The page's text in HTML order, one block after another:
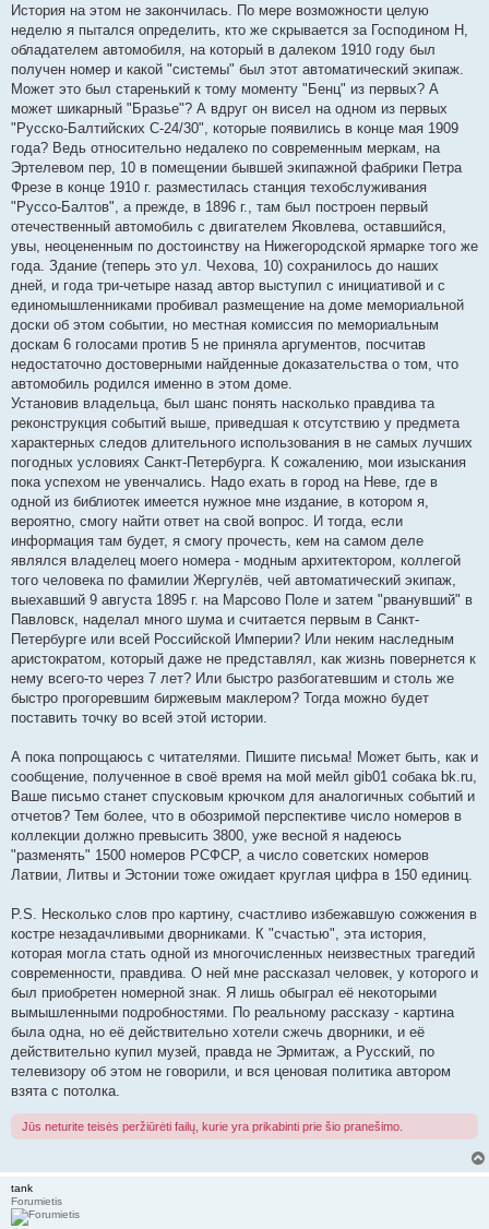
История на этом не закончилась. По мере возможности целую
неделю я пытался определить, кто же скрывается за Господином Н,
обладателем автомобиля, на который в далеком 1910 году был
получен номер и какой "системы" был этот автоматический экипаж.
Может это был старенький к тому моменту "Бенц" из первых? А
может шикарный "Бразье"? А вдруг он висел на одном из первых
"Русско-Балтийских С-24/30", которые появились в конце мая 1909
года? Ведь относительно недалеко по современным меркам, на
Эртелевом пер, 10 в помещении бывшей экипажной фабрики Петра
Фрезе в конце 1910 г. разместилась станция техобслуживания
"Руссо-Балтов", а прежде, в 1896 г., там был построен первый
отечественный автомобиль с двигателем Яковлева, оставшийся,
увы, неоцененным по достоинству на Нижегородской ярмарке того же
года. Здание (теперь это ул. Чехова, 10) сохранилось до наших
дней, и года три-четыре назад автор выступил с инициативой и с
единомышленниками пробивал размещение на доме мемориальной
доски об этом событии, но местная комиссия по мемориальным
доскам 6 голосами против 5 не приняла аргументов, посчитав
недостаточно достоверными найденные доказательства о том, что
автомобиль родился именно в этом доме.
Установив владельца, был шанс понять насколько правдива та
реконструкция событий выше, приведшая к отсутствию у предмета
характерных следов длительного использования в не самых лучших
погодных условиях Санкт-Петербурга. К сожалению, мои изыскания
пока успехом не увенчались. Надо ехать в город на Неве, где в
одной из библиотек имеется нужное мне издание, в котором я,
вероятно, смогу найти ответ на свой вопрос. И тогда, если
информация там будет, я смогу прочесть, кем на самом деле
являлся владелец моего номера - модным архитектором, коллегой
того человека по фамилии Жергулёв, чей автоматический экипаж,
выехавший 9 августа 1895 г. на Марсово Поле и затем "рванувший" в
Павловск, наделал много шума и считается первым в Санкт-
Петербурге или всей Российской Империи? Или неким наследным
аристократом, который даже не представлял, как жизнь повернется к
нему всего-то через 7 лет? Или быстро разбогатевшим и столь же
быстро прогоревшим биржевым маклером? Тогда можно будет
поставить точку во всей этой истории.
А пока попрощаюсь с читателями. Пишите письма! Может быть, как и
сообщение, полученное в своё время на мой мейл gib01 собака bk.ru,
Ваше письмо станет спусковым крючком для аналогичных событий и
отчетов? Тем более, что в обозримой перспективе число номеров в
коллекции должно превысить 3800, уже весной я надеюсь
"разменять" 1500 номеров РСФСР, а число советских номеров
Латвии, Литвы и Эстонии тоже ожидает круглая цифра в 150 единиц.
P.S. Несколько слов про картину, счастливо избежавшую сожжения в
костре незадачливыми дворниками. К "счастью", эта история,
которая могла стать одной из многочисленных неизвестных трагедий
современности, правдива. О ней мне рассказал человек, у которого и
был приобретен номерной знак. Я лишь обыграл её некоторыми
вымышленными подробностями. По реальному рассказу - картина
была одна, но её действительно хотели сжечь дворники, и её
действительно купил музей, правда не Эрмитаж, а Русский, по
телевизору об этом не говорили, и вся ценовая политика автором
взята с потолка.
Jūs neturite teisės peržiūrėti failų, kurie yra prikabinti prie šio pranešimo.
tank
Forumietis